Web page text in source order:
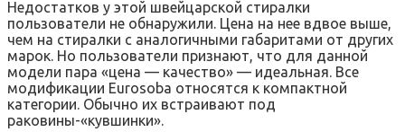
Недостатков у этой швейцарской стиралки
пользователи не обнаружили. Цена на нее вдвое выше,
чем на стиралки с аналогичными габаритами от других
марок. Но пользователи признают, что для данной
модели пара «цена — качество» — идеальная. Все
модификации Eurosoba относятся к компактной
категории. Обычно их встраивают под
раковины-«кувшинки».